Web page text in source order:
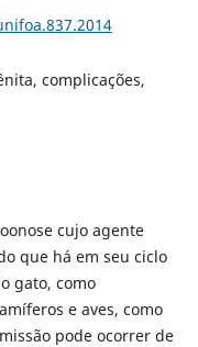
complicações,
cujo agente
que há em seu ciclo
gato, como
e aves, como
pode ocorrer de